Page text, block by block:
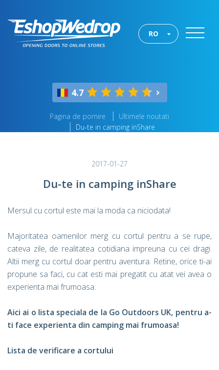
RO
4.7
Pagina de pornire
Ultimele noutati
Du-te in camping inShare
2017-01-27
Du-te in camping inShare
Mersul cu cortul este mai la moda ca niciodata!
Majoritatea oamenilor merg cu cortul pentru a se rupe,
cateva zile, de realitatea cotidiana impreuna cu cei dragi.
Altii merg cu cortul doar pentru aventura. Retine, orice ti-ai
propune sa faci, cu cat esti mai pregatit cu atat vei avea o
experienta mai frumoasa.
Aici ai o lista speciala de la Go Outdoors UK, pentru a-
ti face experienta din camping mai frumoasa!
Lista de verificare a cortului